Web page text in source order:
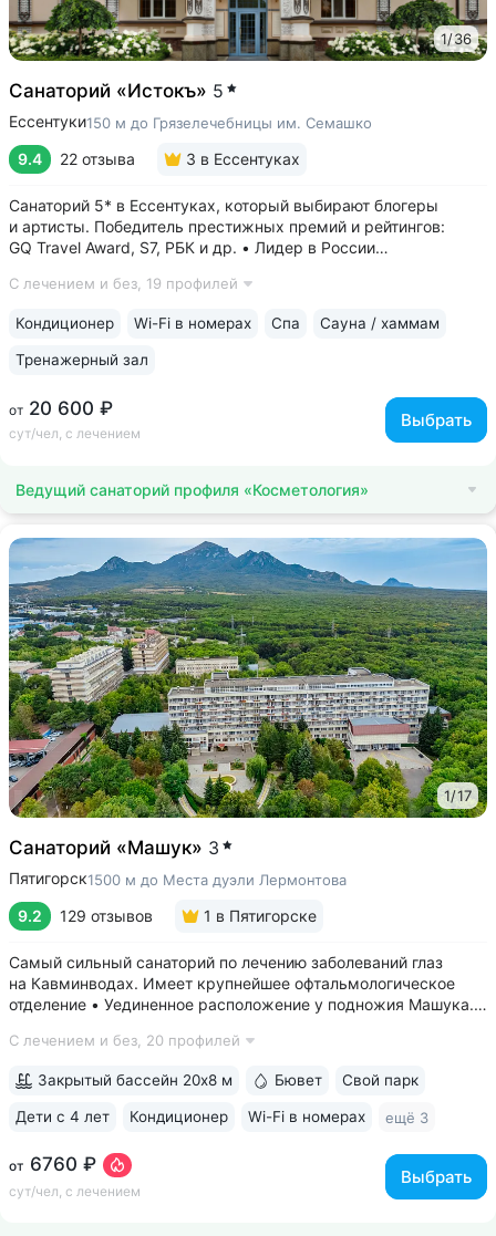
1/36
Санаторий «Истокъ» 5
Ессентуки150 м до Грязелечебницы им. Семашко
9.4 22 отзыва 3 в Ессентуках
Санаторий 5* в Ессентуках, который выбирают блогеры
и артисты. Победитель престижных премий и рейтингов:
GQ Travel Award, S7, РБК и др. • Лидер в России
целлюлита и вен «Эндосфера», коррекция фигуры Tesla
С лечением и без, 19 профилей
от 20 600 ₽
сут/чел, с лечением
Выбрать
Кондиционер Wi-Fi в номерах Спа Сауна / хаммам
Тренажерный зал
Ведущий санаторий профиля «Косметология»
1/17
Санаторий «Машук» 3
Пятигорск1500 м до Места дуэли Лермонтова
9.2 129 отзывов 1 в Пятигорске
Самый сильный санаторий по лечению заболеваний глаз
на Кавминводах. Имеет крупнейшее офтальмологическое
отделение • Уединенное расположение у подножия Машука.
площадка Ворота любви, начало терренкура вокруг Машука.
С лечением и без, 20 профилей
от 6760 ₽
сут/чел, с лечением
Выбрать
Закрытый бассейн 20х8 м Бювет Свой парк
Дети с 4 лет Кондиционер Wi-Fi в номерах ещё 3